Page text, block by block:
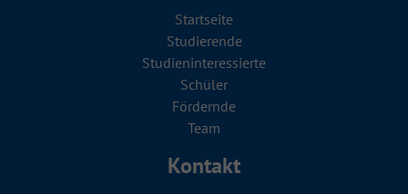
Startseite
Studierende
Studien­in­teressierte
Schüler
Fördernde
Team
Kontakt